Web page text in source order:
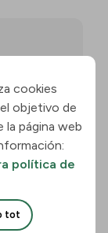
més
cookies
objetivo de
la página web
política de
tot